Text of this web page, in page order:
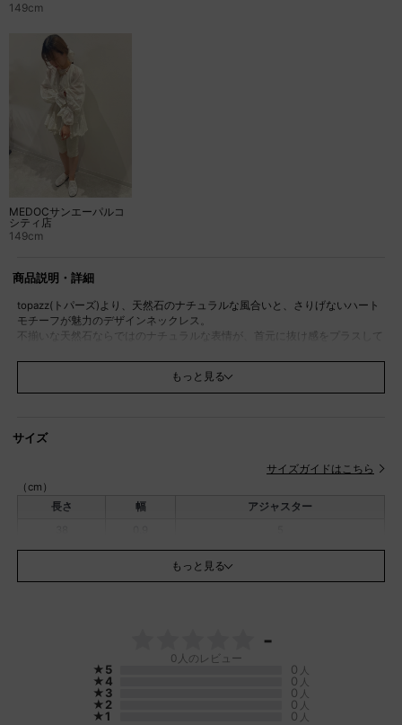
149cm
MEDOCサンエーパルコ
シティ店
149cm
商品説明・詳細
topazz(トパーズ)より、天然石のナチュラルな風合いと、さりげないハート
モチーフが魅力のデザインネックレス。
不揃いな天然石ならではのナチュラルな表情が、首元に抜け感をプラスして
Tシャツやタンクトップでカジュアルに、ブラウスやワンピースでフェミニ
です。
TOPAZZで天然パーツなどを使用したネックレスにFIKA.オリジナルの要素を
プラス。
135312854 )
(135312855)
※天然石特有のクラック(ヒビ割れ)やインクルージョン(内包物)もあります
が、天然素材ならではの風合いですので、予めご了承下さい。
※撮影画像は、光の当たり具合やお使いのモニター設定、お部屋の照明等に
より実際の商品と色味が異なる場合がございます。
もっと見る
サイズ
サイズガイドはこちら
（cm）
長さ
幅
アジャスター
もっと見る
-
0 人のレビュー
★5 0 人
★4 0 人
★3 0 人
★2 0 人
★1 0 人